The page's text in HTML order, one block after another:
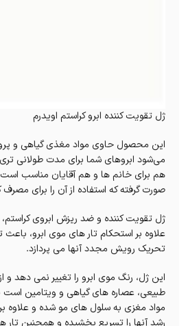
ژل تقویت کننده ابرو کراستم اویدرم
می‌شود ابروهای شما برای مدت طولانی
هم برای خانم ‌ها و هم آقایان مناسب
صورت گرفته که استفاده از آن را برای
ژل تقویت کننده و ضد ریزش ابروی کراستم،
علاوه بر استحکام تار های موی ابرو،
تحریک رویش مجدد آنها می پردازد.
این ژل، رنگ موی ابرو را تغییر نمی دهد و
طبیعی، عصاره های گیاهی و ویتامین
مواد مغزی به سلول های مو شده و علاوه بر
رشد آنها را تسریع بخشیده و همچنین